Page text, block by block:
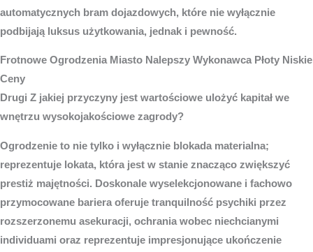
automatycznych bram dojazdowych, które nie wyłącznie
podbijają luksus użytkowania, jednak i pewność.
Frotnowe Ogrodzenia Miasto Nalepszy Wykonawca Płoty Niskie
Ceny
Drugi Z jakiej przyczyny jest wartościowe ulożyć kapitał we
wnętrzu wysokojakościowe zagrody?
Ogrodzenie to nie tylko i wyłącznie blokada materialna;
reprezentuje lokata, która jest w stanie znacząco zwiększyć
prestiż majętności. Doskonale wyselekcjonowane i fachowo
przymocowane bariera oferuje tranquilność psychiki przez
rozszerzonemu asekuracji, ochrania wobec niechcianymi
individuami oraz reprezentuje impresjonujące ukończenie